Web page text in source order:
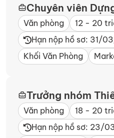
Chuyên viên
Văn phòng 12 - 20
Hạn nộp hồ sơ: 31/
Khối Văn Phòng
Trưởng nhóm
Văn phòng 18 - 20
Hạn nộp hồ sơ: 23/